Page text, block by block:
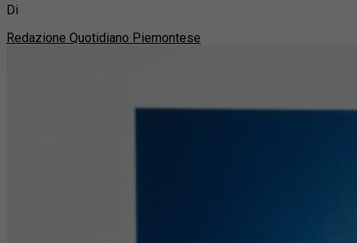
Di
Redazione Quotidiano Piemontese